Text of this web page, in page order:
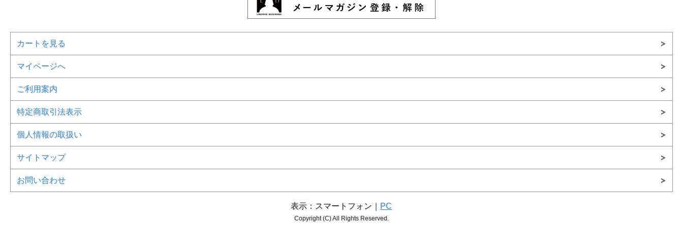
カートを見る
マイページへ
ご利用案内
特定商取引法表示
個人情報の取扱い
サイトマップ
お問い合わせ
表示：スマートフォン｜ PC
Copyright (C) All Rights Reserved.